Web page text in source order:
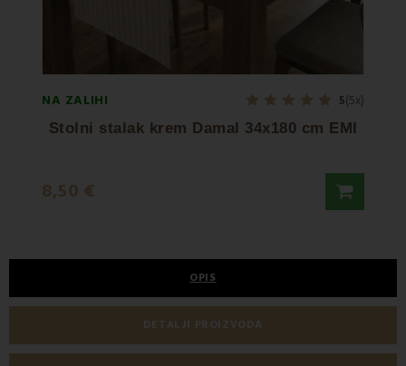
NA ZALIHI 5(5x)
Stolni stalak krem Damal 34x180 cm EMI
8,50 €
OPIS
DETALJI PROIZVODA